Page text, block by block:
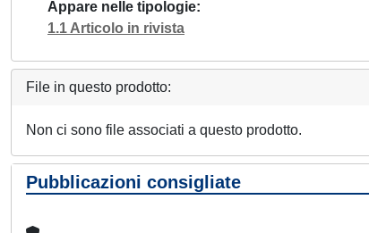
Appare nelle tipologie
1.1 Articolo in rivista
File in questo prodotto:
Non ci sono file associati a questo prodotto.
Pubblicazioni consigliate